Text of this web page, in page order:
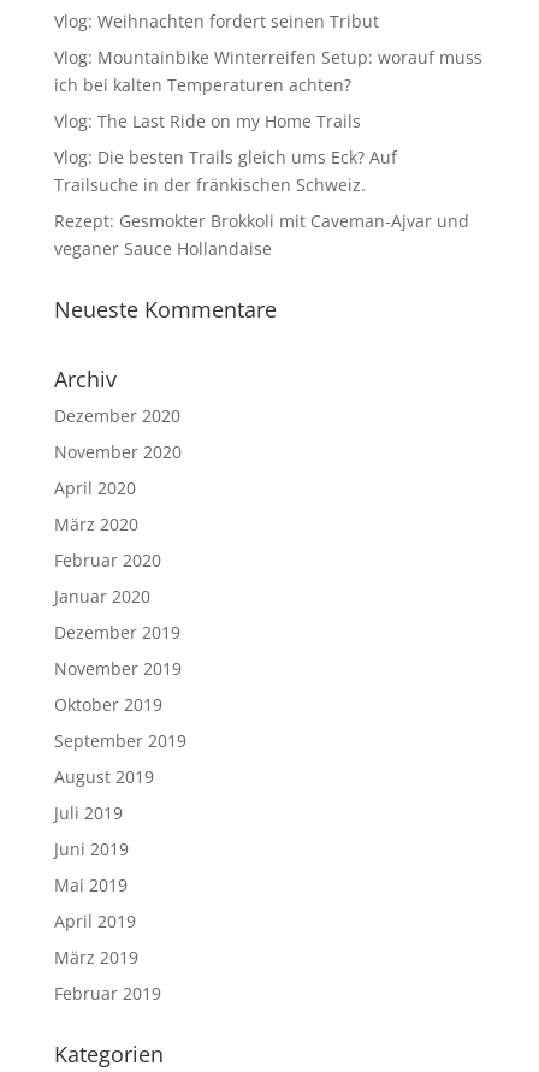
Vlog: Weihnachten fordert seinen Tribut
Vlog: Mountainbike Winterreifen Setup: worauf muss
ich bei kalten Temperaturen achten?
Vlog: The Last Ride on my Home Trails
Vlog: Die besten Trails gleich ums Eck? Auf
Trailsuche in der fränkischen Schweiz.
Rezept: Gesmokter Brokkoli mit Caveman-Ajvar und
veganer Sauce Hollandaise
Neueste Kommentare
Archiv
Dezember 2020
November 2020
April 2020
März 2020
Februar 2020
Januar 2020
Dezember 2019
November 2019
Oktober 2019
September 2019
August 2019
Juli 2019
Juni 2019
Mai 2019
April 2019
März 2019
Februar 2019
Kategorien